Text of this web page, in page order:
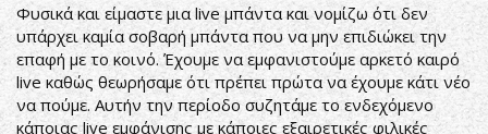
Φυσικά και είμαστε μια live μπάντα και νομίζω ότι δεν
υπάρχει καμία σοβαρή μπάντα που να μην επιδιώκει την
επαφή με το κοινό. Έχουμε να εμφανιστούμε αρκετό καιρό
live καθώς θεωρήσαμε ότι πρέπει πρώτα να έχουμε κάτι νέο
να πούμε. Αυτήν την περίοδο συζητάμε το ενδεχόμενο
κάποιας live εμφάνισης με κάποιες εξαιρετικές φιλικές